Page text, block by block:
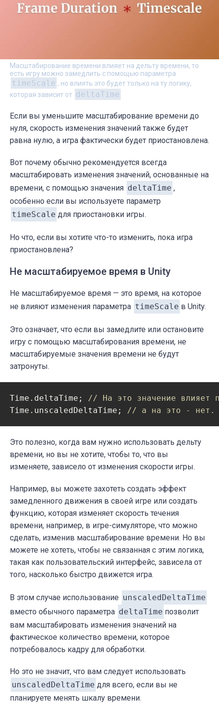
Масштабирование времени влияет на дельту времени, то
есть игру можно замедлить с помощью параметра
timeScale , но влиять это будет только на ту логику,
которая зависит от deltaTime
Если вы уменьшите масштабирование времени до
нуля, скорость изменения значений также будет
равна нулю, а игра фактически будет приостановлена.
Вот почему обычно рекомендуется всегда
масштабировать изменения значений, основанные на
времени, с помощью значения deltaTime ,
особенно если вы используете параметр
timeScale для приостановки игры.
Но что, если вы хотите что-то изменить, пока игра
приостановлена?
Не масштабируемое время в Unity
Не масштабируемое время — это время, на которое
не влияют изменения параметра timeScale в Unity.
Это означает, что если вы замедлите или остановите
игру с помощью масштабирования времени, не
масштабируемые значения времени не будут
затронуты.
Time.deltaTime; // На это значение влияет
Time.unscaledDeltaTime; // а на это - нет.
Это полезно, когда вам нужно использовать дельту
времени, но вы не хотите, чтобы то, что вы
изменяете, зависело от изменения скорости игры.
Например, вы можете захотеть создать эффект
замедленного движения в своей игре или создать
функцию, которая изменяет скорость течения
времени, например, в игре-симуляторе, что можно
сделать, изменив масштабирование времени. Но вы
можете не хотеть, чтобы не связанная с этим логика,
такая как пользовательский интерфейс, зависела от
того, насколько быстро движется игра.
В этом случае использование unscaledDeltaTime
вместо обычного параметра deltaTime позволит
вам масштабировать изменения значений на
фактическое количество времени, которое
потребовалось кадру для обработки.
Но это не значит, что вам следует использовать
unscaledDeltaTime для всего, если вы не
планируете менять шкалу времени.